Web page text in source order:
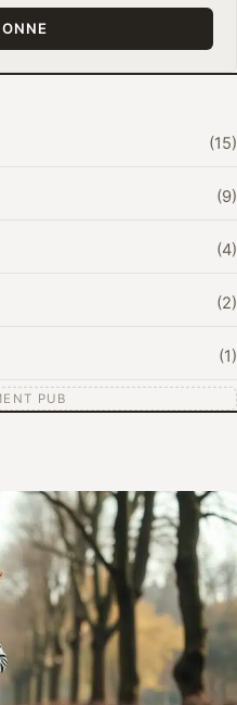
clairement : je ne suis
Quand un sujet touche à
Le reste du temps,
(15)
(9)
(4)
(2)
(1)
PUB